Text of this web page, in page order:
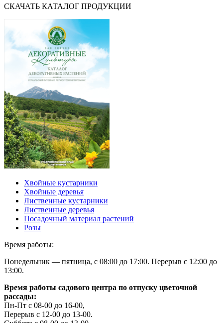
СКАЧАТЬ КАТАЛОГ ПРОДУКЦИИ
Хвойные кустарники
Хвойные деревья
Лиственные кустарники
Лиственные деревья
Посадочный материал растений
Розы
Время работы:
Понедельник — пятница, с 08:00 до 17:00. Перерыв с 12:00 до
13:00.
Время работы садового центра по отпуску цветочной
рассады:
Пн-Пт с 08-00 до 16-00,
Перерыв с 12-00 до 13-00.